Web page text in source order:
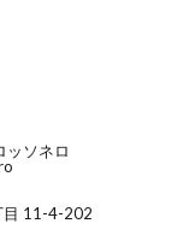
ッソネロ
目 11-4-202